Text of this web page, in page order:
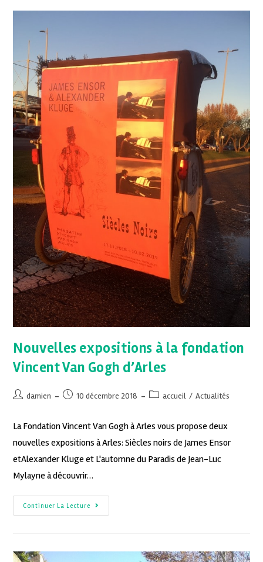
Nouvelles expositions à la fondation
Vincent Van Gogh d’Arles
damien 10 décembre 2018 accueil / Actualités
La Fondation Vincent Van Gogh à Arles vous propose deux
nouvelles expositions à Arles: Siècles noirs de James Ensor
etAlexander Kluge et L'automne du Paradis de Jean-Luc
Mylayne à découvrir…
Continuer La Lecture